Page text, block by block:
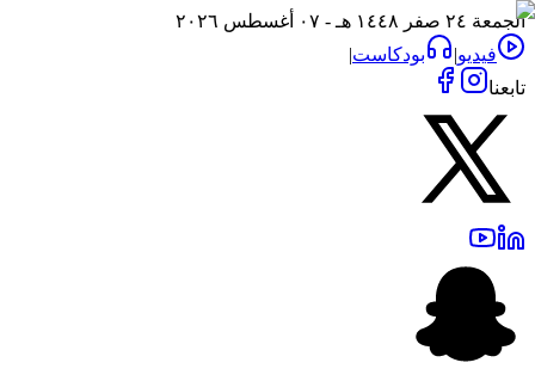
الجمعة ٢٤ صفر ١٤٤٨ هـ - ٠٧ أغسطس ٢٠٢٦
فيديو| بودكاست|
تابعنا